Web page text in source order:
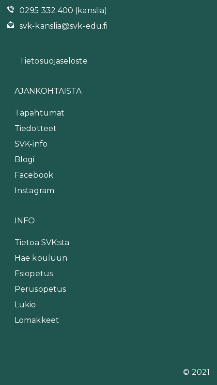
0295 332 400 (kanslia)
svk-kanslia@svk-edu.fi
Tietosuojaseloste
AJANKOHTAISTA
Tapahtumat
Tiedotteet
SVK-info
Blogi
Facebook
Instagram
INFO
Tietoa SVK:sta
Hae kouluun
Esiopetus
Perusopetus
Lukio
Lomakkeet
© 2021